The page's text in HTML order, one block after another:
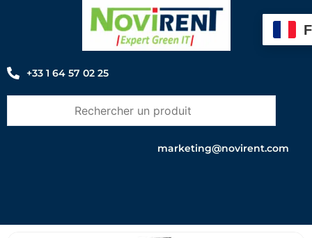
+33 1 64 57 02 25
marketing@novirent.com